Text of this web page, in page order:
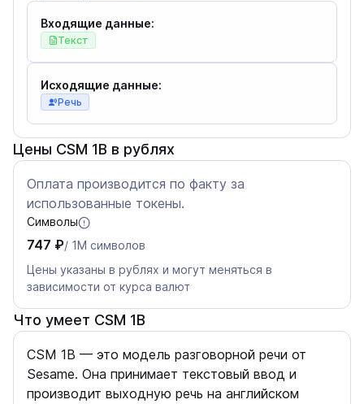
Входящие данные:
Текст
Исходящие данные:
Речь
Цены CSM 1B в рублях
Оплата производится по факту за
использованные токены.
Символы
747 ₽/ 1M символов
Цены указаны в рублях и могут меняться в
зависимости от курса валют
Что умеет CSM 1B
CSM 1B — это модель разговорной речи от
Sesame. Она принимает текстовый ввод и
производит выходную речь на английском